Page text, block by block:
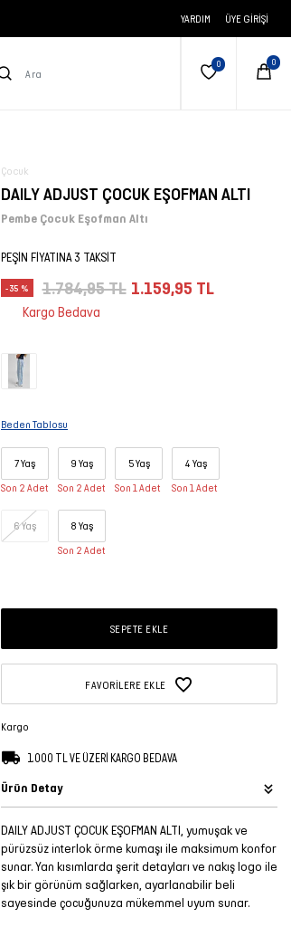
YARDIM ÜYE GIRIŞI
Çocuk
DAILY ADJUST ÇOCUK EŞOFMAN ALTI
Pembe Çocuk Eşofman Altı
PEŞİN FİYATINA 3 TAKSİT
-35 % 1.784,95 TL 1.159,95 TL
Kargo Bedava
Beden Tablosu
7 Yaş
Son 2 Adet
9 Yaş
Son 2 Adet
5 Yaş
Son 1 Adet
4 Yaş
Son 1 Adet
6 Yaş 8 Yaş
Son 2 Adet
SEPETE EKLE
FAVORILERE EKLE
Kargo
1.000 TL VE ÜZERİ KARGO BEDAVA
Ürün Detay
DAILY ADJUST ÇOCUK EŞOFMAN ALTI, yumuşak ve
pürüzsüz interlok örme kumaşı ile maksimum konfor
sunar. Yan kısımlarda şerit detayları ve nakış logo ile
şık bir görünüm sağlarken, ayarlanabilir beli
sayesinde çocuğunuza mükemmel uyum sunar.